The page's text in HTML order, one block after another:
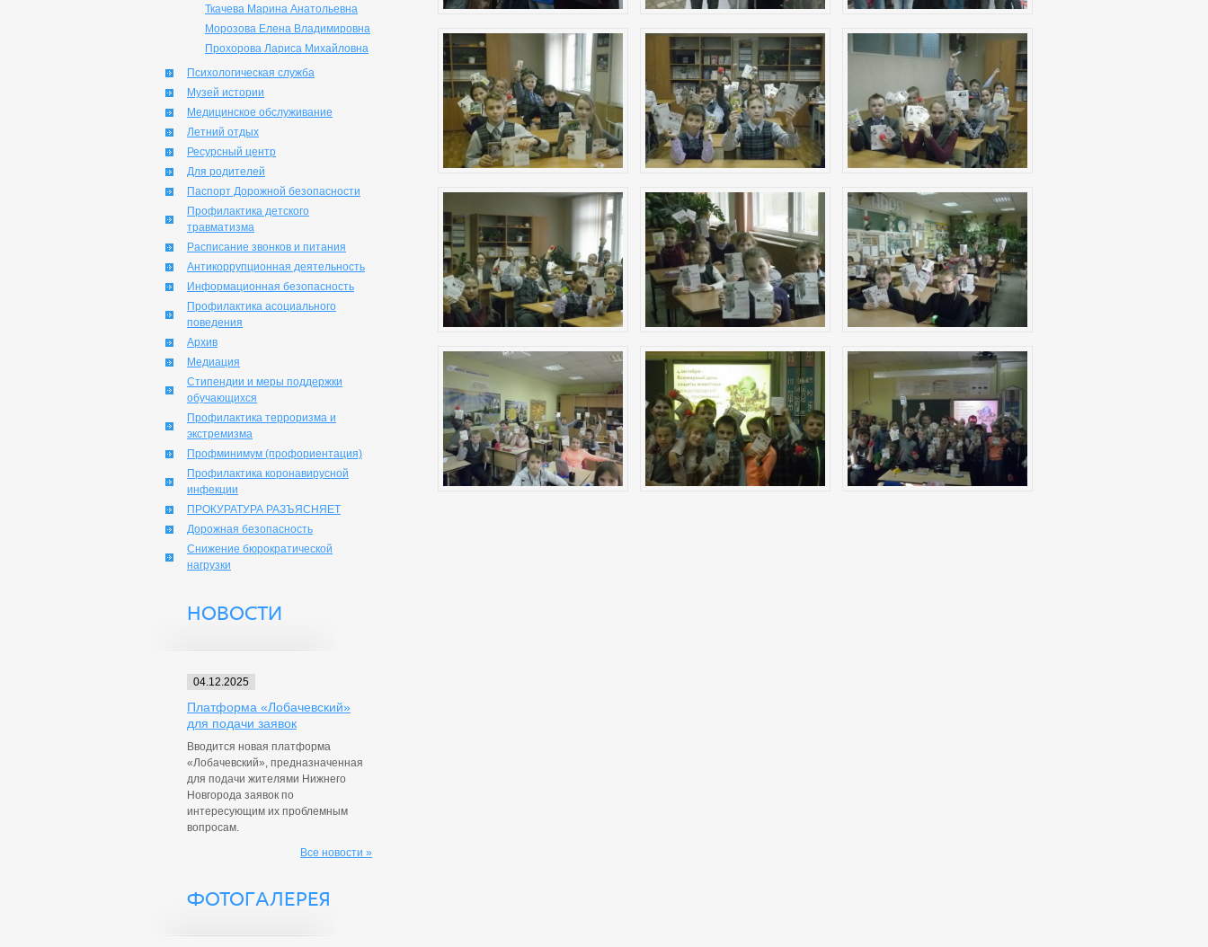
Ткачева Марина Анатольевна
Морозова Елена Владимировна
Прохорова Лариса Михайловна
Психологическая служба
Музей истории
Медицинское обслуживание
Летний отдых
Ресурсный центр
Для родителей
Паспорт Дорожной безопасности
Профилактика детского
травматизма
Расписание звонков и питания
Антикоррупционная деятельность
Информационная безопасность
Профилактика асоциального
поведения
Архив
Медиация
Стипендии и меры поддержки
обучающихся
Профилактика терроризма и
экстремизма
Профминимум (профориентация)
Профилактика коронавирусной
инфекции
ПРОКУРАТУРА РАЗЪЯСНЯЕТ
Дорожная безопасность
Снижение бюрократической
нагрузки
НОВОСТИ
04.12.2025
Платформа «Лобачевский»
для подачи заявок
Вводится новая платформа
«Лобачевский», предназначенная
для подачи жителями Нижнего
Новгорода заявок по
интересующим их проблемным
вопросам.
Все новости »
ФОТОГАЛЕРЕЯ